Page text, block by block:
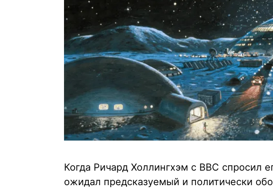
Когда Ричард Холлингхэм с BBC спросил
ожидал предсказуемый и политически